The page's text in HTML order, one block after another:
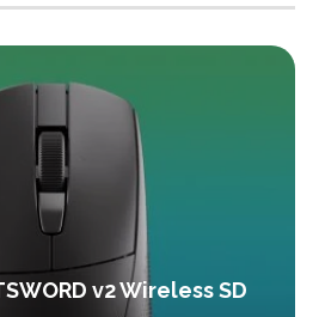
v2 Wireless SD